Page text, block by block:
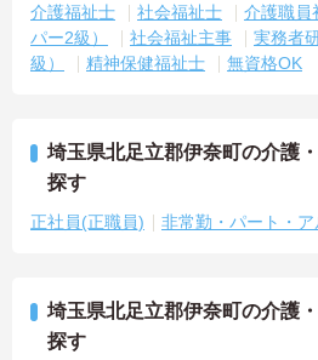
介護福祉士 社会福祉士
介護職員
パー2級）
社会福祉主事
実務者
級）
精神保健福祉士 無資格OK
埼玉県北足立郡伊奈町の介護
探す
正社員(正職員) 非常勤・パート・ア
埼玉県北足立郡伊奈町の介護
探す